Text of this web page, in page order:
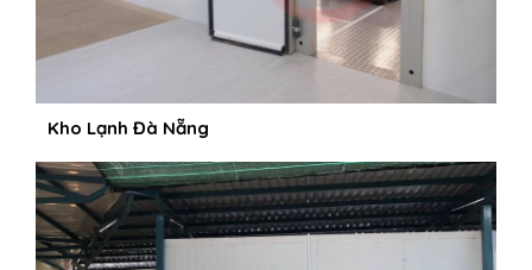
Kho Lạnh Đà Nẵng